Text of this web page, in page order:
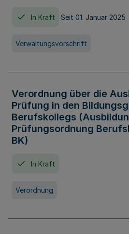
In Kraft Seit 01. Januar 2025
Verwaltungsvorschrift
Verordnung über die
Prüfung in den
Berufskollegs
Prüfungsordnung
BK)
In Kraft
Verordnung